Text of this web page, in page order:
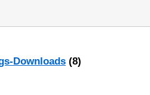
Downloads (8)